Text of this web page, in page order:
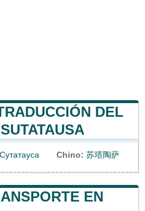
DEL
Сутатауса Chino: 苏塔陶萨
EN